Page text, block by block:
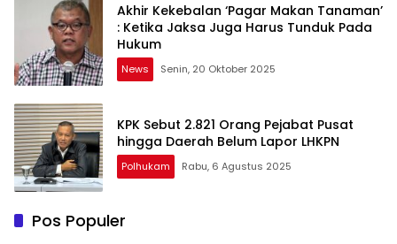
Akhir Kekebalan ‘Pagar Makan Tanaman’
: Ketika Jaksa Juga Harus Tunduk Pada
Hukum
News Senin, 20 Oktober 2025
KPK Sebut 2.821 Orang Pejabat Pusat
hingga Daerah Belum Lapor LHKPN
Polhukam Rabu, 6 Agustus 2025
Pos Populer